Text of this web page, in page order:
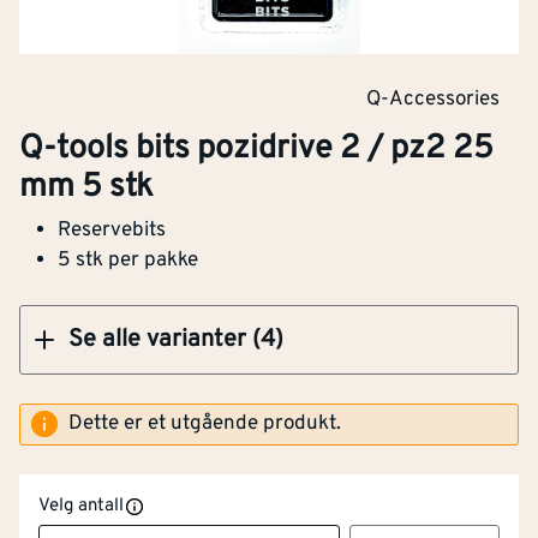
Q-Accessories
Q-tools bits pozidrive 2 / pz2 25
mm 5 stk
Reservebits
5 stk per pakke
Se alle varianter (4)
Klikk og hent
Dette er et utgående produkt.
Velg antall